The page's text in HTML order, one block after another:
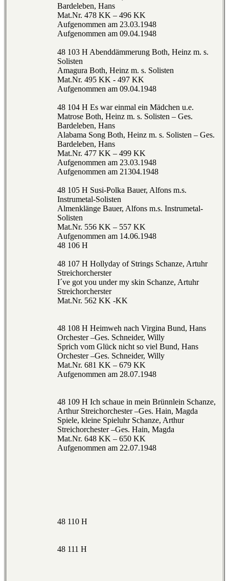
Bardeleben, Hans
Mat.Nr. 478 KK – 496 KK
Aufgenommen am 23.03.1948
Aufgenommen am 09.04.1948
48 103 H Abenddämmerung Both, Heinz m. s.
Solisten
Amagura Both, Heinz m. s. Solisten
Mat.Nr. 495 KK - 497 KK
Aufgenommen am 09.04.1948
48 104 H Es war einmal ein Mädchen u.e.
Matrose Both, Heinz m. s. Solisten – Ges.
Bardeleben, Hans
Alabama Song Both, Heinz m. s. Solisten – Ges.
Bardeleben, Hans
Mat.Nr. 477 KK – 499 KK
Aufgenommen am 23.03.1948
Aufgenommen am 21304.1948
48 105 H Susi-Polka Bauer, Alfons m.s.
Instrumetal-Solisten
Almenklänge Bauer, Alfons m.s. Instrumetal-
Solisten
Mat.Nr. 556 KK – 557 KK
Aufgenommen am 14.06.1948
48 106 H
48 107 H Hollyday of Strings Schanze, Artuhr
Streichorcherster
I´ve got you under my skin Schanze, Artuhr
Streichorcherster
Mat.Nr. 562 KK -KK
48 108 H Heimweh nach Virgina Bund, Hans
Orchester –Ges. Schneider, Willy
Sprich vom Glück nicht so viel Bund, Hans
Orchester –Ges. Schneider, Willy
Mat.Nr. 681 KK – 679 KK
Aufgenommen am 28.07.1948
48 109 H Ich schaue in mein Brünnlein Schanze,
Arthur Streichorchester –Ges. Hain, Magda
Spiele, kleine Spieluhr Schanze, Arthur
Streichorchester –Ges. Hain, Magda
Mat.Nr. 648 KK – 650 KK
Aufgenommen am 22.07.1948
48 110 H
48 111 H